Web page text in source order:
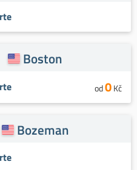
Boston
od0Kč
Bozeman